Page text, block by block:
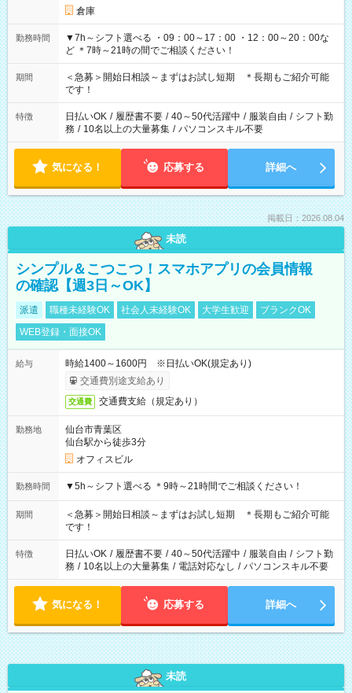
倉庫
勤務時間
▼7h～シフト選べる ・09：00～17：00 ・12：00～20：00な
ど ＊7時～21時の間でご相談ください！
期間
＜急募＞開始日相談～まずはお試し短期 ＊長期もご紹介可能
です！
特徴 日払いOK / 履歴書不要 / 40～50代活躍中 / 服装自由 / シフト勤
務 / 10名以上の大量募集 / パソコンスキル不要
気になる！ 応募する 詳細へ
掲載日：2026.08.04
未読
シンプル＆こつこつ！スマホアプリの会員情報
の確認【週3日～OK】
派遣 職種未経験OK 社会人未経験OK 大学生歓迎
ブランクOK
WEB登録・面接OK
給与
時給1400～1600円 ※日払いOK(規定あり)
交通費別途支給あり
交通費 交通費支給（規定あり）
勤務地
仙台市青葉区
仙台駅から徒歩3分
オフィスビル
勤務時間 ▼5h～シフト選べる ＊9時～21時間でご相談ください！
期間
＜急募＞開始日相談～まずはお試し短期 ＊長期もご紹介可能
です！
特徴 日払いOK / 履歴書不要 / 40～50代活躍中 / 服装自由 / シフト勤
務 / 10名以上の大量募集 / 電話対応なし / パソコンスキル不要
気になる！ 応募する 詳細へ
未読